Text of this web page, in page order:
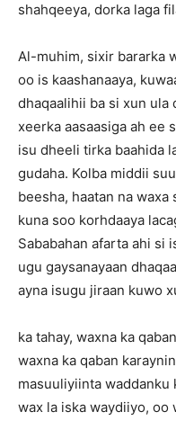
shahqeeya, dorka laga
Al-muhim, sixir bararka
oo is kaashanaaya,
dhaqaalihii ba si xun ula
xeerka aasaasiga ah ee
isu dheeli tirka baahida
gudaha. Kolba middii
beesha, haatan na
kuna soo korhdaaya
Sababahan afarta ahi si
ugu gaysanayaan
ayna isugu jiraan kuwo
ka tahay, waxna ka
waxna ka qaban
masuuliyiinta waddanku
wax la iska waydiiyo, oo